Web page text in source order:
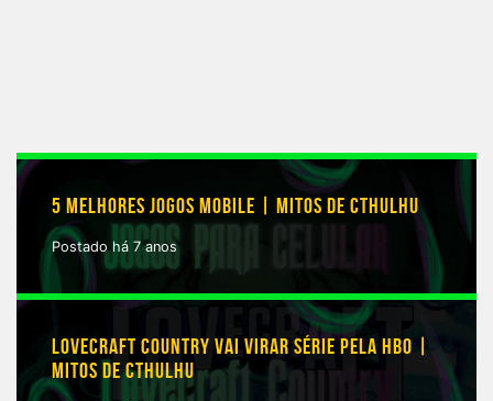
5 MELHORES JOGOS MOBILE | MITOS DE CTHULHU
Postado há 7 anos
LOVECRAFT COUNTRY VAI VIRAR SÉRIE PELA HBO |
MITOS DE CTHULHU